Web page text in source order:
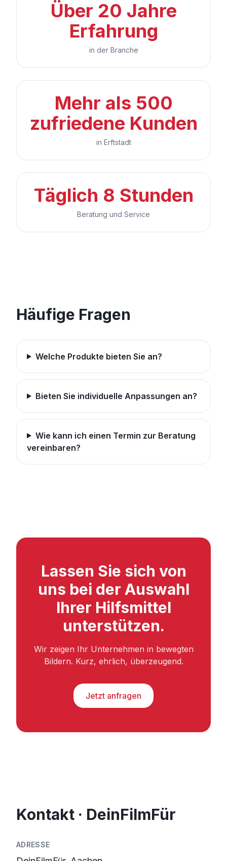
Über 20 Jahre
Erfahrung
in der Branche
Mehr als 500
zufriedene Kunden
in Erftstadt
Täglich 8 Stunden
Beratung und Service
Häufige Fragen
Welche Produkte bieten Sie an?
Bieten Sie individuelle Anpassungen an?
Wie kann ich einen Termin zur Beratung
vereinbaren?
Lassen Sie sich von
uns bei der Auswahl
Ihrer Hilfsmittel
unterstützen.
Wir zeigen Ihr Unternehmen in bewegten
Bildern. Kurz, ehrlich, überzeugend.
Jetzt anfragen
Kontakt · DeinFilmFür
ADRESSE